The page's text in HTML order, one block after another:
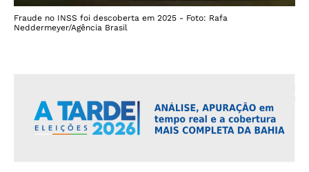
Fraude no INSS foi descoberta em 2025 - Foto: Rafa
Neddermeyer/Agência Brasil